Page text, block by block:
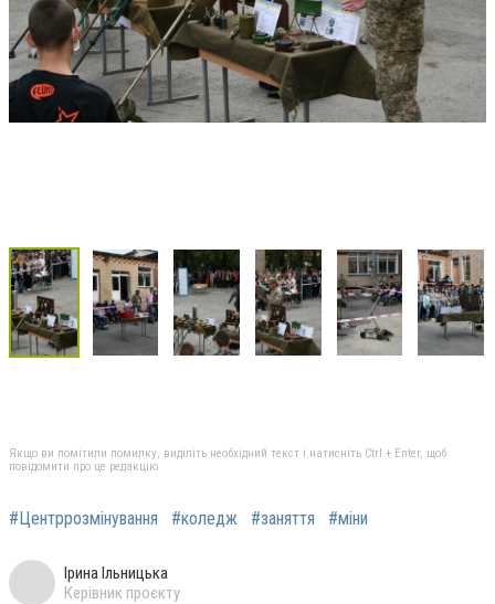
Якщо ви помітили помилку, виділіть необхідний текст і натисніть Ctrl + Enter, щоб
повідомити про це редакцію
#Центррозмінування #коледж #заняття #міни
Ірина Ільницька
Керівник проєкту